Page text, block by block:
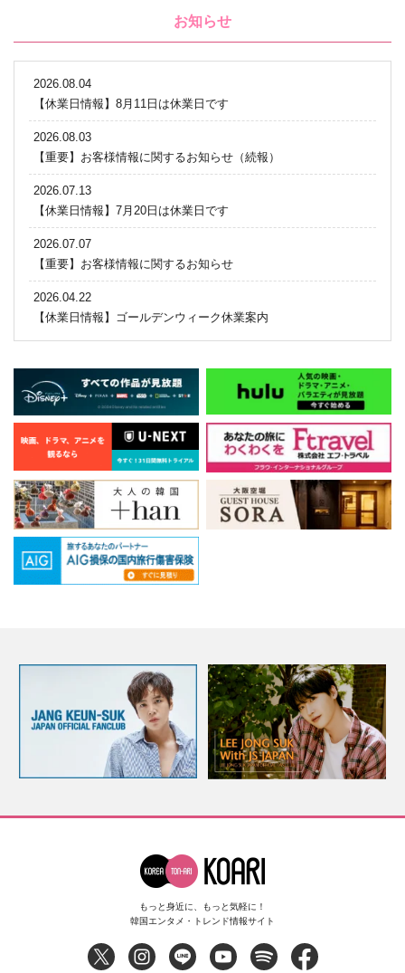
お知らせ
2026.08.04
【休業日情報】8月11日は休業日です
2026.08.03
【重要】お客様情報に関するお知らせ（続報）
2026.07.13
【休業日情報】7月20日は休業日です
2026.07.07
【重要】お客様情報に関するお知らせ
2026.04.22
【休業日情報】ゴールデンウィーク休業案内
もっと身近に、もっと気軽に！
韓国エンタメ・トレンド情報サイト